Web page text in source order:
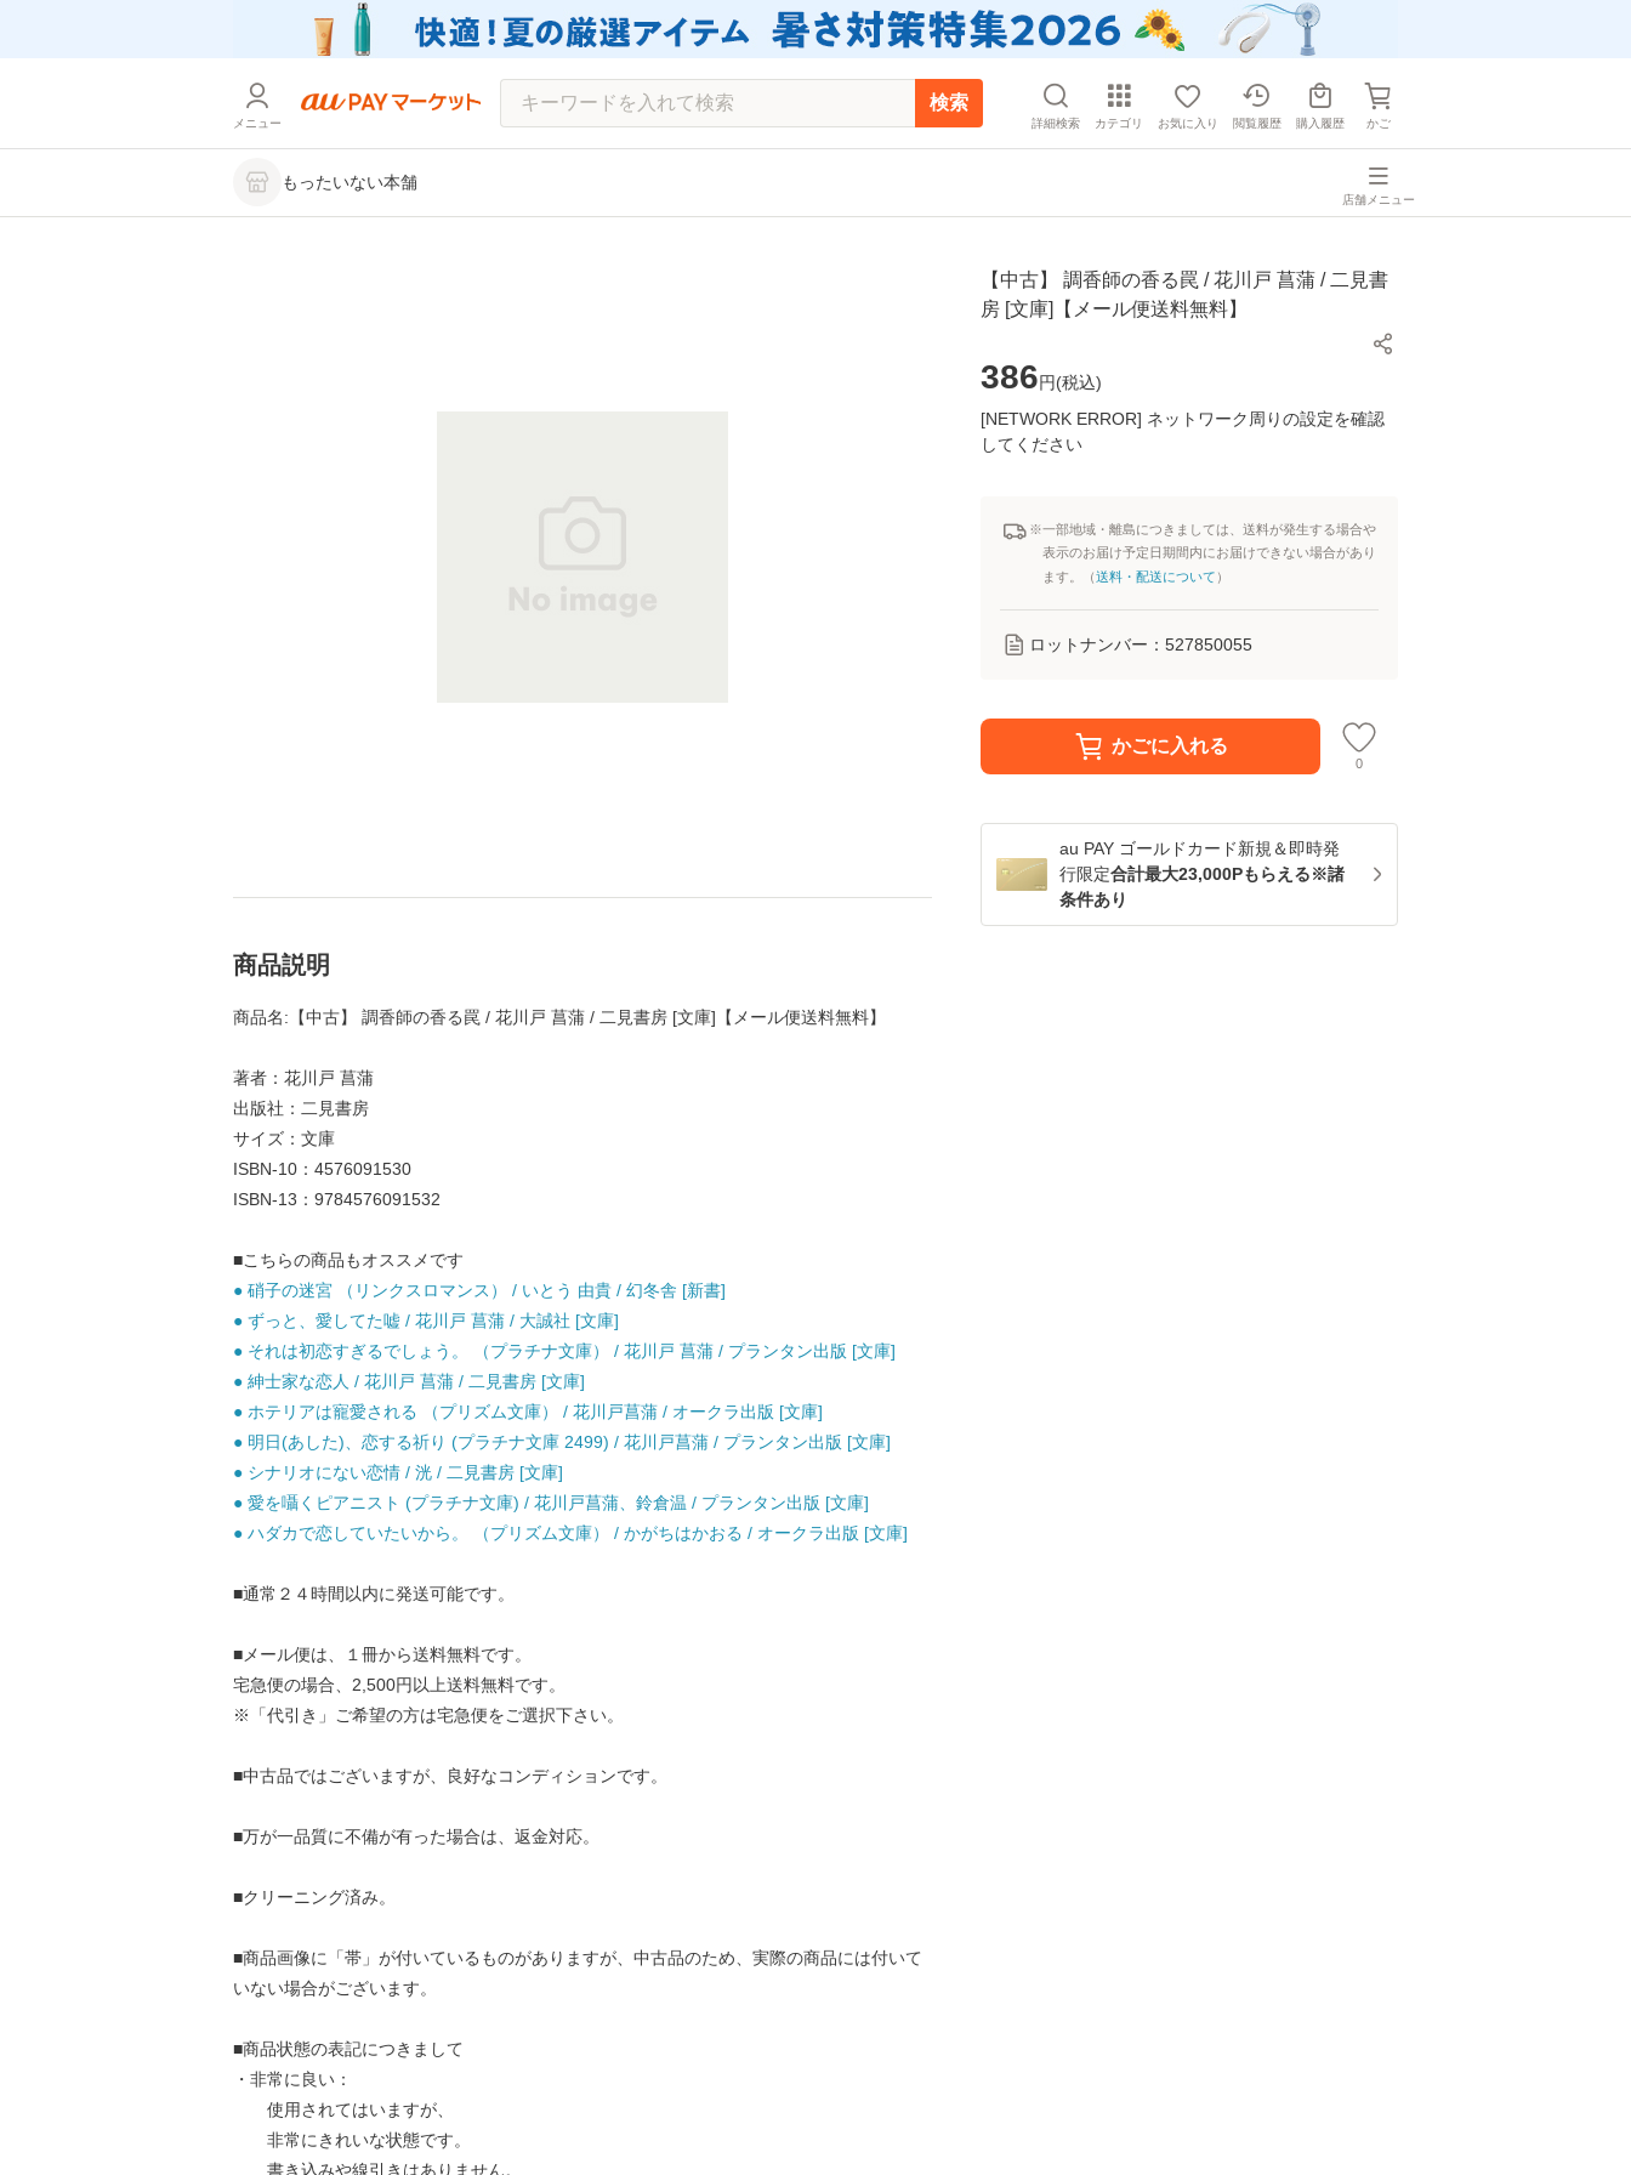
メニュー
検索
詳細検索 カテゴリ お気に入り 閲覧履歴 購入履歴 かご
もったいない本舗
店舗メニュー
【中古】 調香師の香る罠 / 花川戸 菖蒲 / 二見書
房 [文庫]【メール便送料無料】
386円(税込)
[NETWORK ERROR] ネットワーク周りの設定を確認
してください
※一部地域・離島につきましては、送料が発生する場合や
表示のお届け予定日期間内にお届けできない場合があり
ます。（送料・配送について ）
ロットナンバー： 527850055
かごに入れる
0
au PAY ゴールドカード新規＆即時発
行限定合計最大23,000Pもらえる※諸
条件あり
商品説明
商品名:【中古】 調香師の香る罠 / 花川戸 菖蒲 / 二見書房 [文庫]【メール便送料無料】
著者：花川戸 菖蒲
出版社：二見書房
サイズ：文庫
ISBN-10：4576091530
ISBN-13：9784576091532
■こちらの商品もオススメです
● 硝子の迷宮 （リンクスロマンス） / いとう 由貴 / 幻冬舎 [新書]
● ずっと、愛してた嘘 / 花川戸 菖蒲 / 大誠社 [文庫]
● それは初恋すぎるでしょう。 （プラチナ文庫） / 花川戸 菖蒲 / プランタン出版 [文庫]
● 紳士家な恋人 / 花川戸 菖蒲 / 二見書房 [文庫]
● ホテリアは寵愛される （プリズム文庫） / 花川戸菖蒲 / オークラ出版 [文庫]
● 明日(あした)、恋する祈り (プラチナ文庫 2499) / 花川戸菖蒲 / プランタン出版 [文庫]
● シナリオにない恋情 / 洸 / 二見書房 [文庫]
● 愛を囁くピアニスト (プラチナ文庫) / 花川戸菖蒲、鈴倉温 / プランタン出版 [文庫]
● ハダカで恋していたいから。 （プリズム文庫） / かがちはかおる / オークラ出版 [文庫]
■通常２４時間以内に発送可能です。
■メール便は、１冊から送料無料です。
宅急便の場合、2,500円以上送料無料です。
※「代引き」ご希望の方は宅急便をご選択下さい。
■中古品ではございますが、良好なコンディションです。
■万が一品質に不備が有った場合は、返金対応。
■クリーニング済み。
■商品画像に「帯」が付いているものがありますが、中古品のため、実際の商品には付いて
いない場合がございます。
■商品状態の表記につきまして
・非常に良い：
使用されてはいますが、
非常にきれいな状態です。
書き込みや線引きはありません。